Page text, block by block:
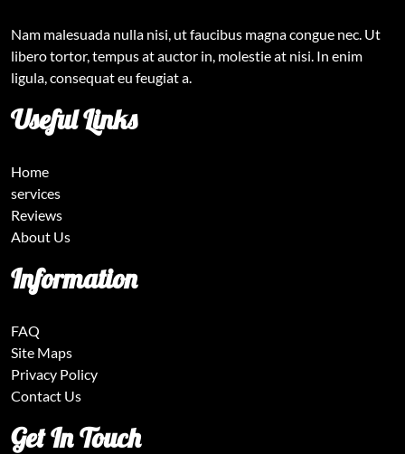
Nam malesuada nulla nisi, ut faucibus magna congue nec. Ut
libero tortor, tempus at auctor in, molestie at nisi. In enim
ligula, consequat eu feugiat a.
Useful Links
Home
services
Reviews
About Us
Information
FAQ
Site Maps
Privacy Policy
Contact Us
Get In Touch